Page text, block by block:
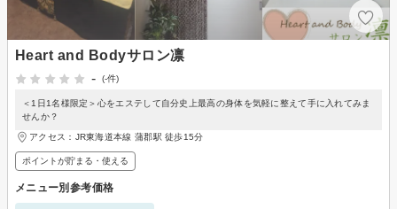
Heart and Bodyサロン凛
-
(-件)
＜1日1名様限定＞心をエステして自分史上最高の身体を気軽に整えて手に入れてみま
せんか？
アクセス：JR東海道本線 蒲郡駅 徒歩15分
ポイントが貯まる・使える
メニュー別参考価格